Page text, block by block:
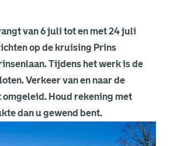
van 6 juli tot en met 24 juli
op de kruising Prins
Tijdens het werk is de
Verkeer van en naar de
omgeleid. Houd rekening met
dan u gewend bent.